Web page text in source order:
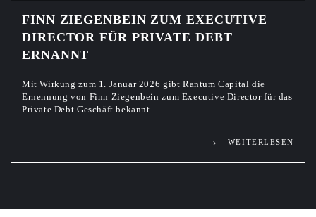
FINN ZIEGENBEIN ZUM EXECUTIVE
DIRECTOR FÜR PRIVATE DEBT
ERNANNT
Mit Wirkung zum 1. Januar 2026 gibt Rantum Capital die
Ernennung von Finn Ziegenbein zum Executive Director für das
Private Debt Geschäft bekannt.
WEITERLESEN